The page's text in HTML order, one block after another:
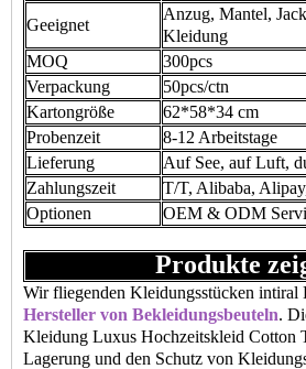
Geeignet
Anzug, Mantel,
Kleidung
MOQ
300pcs
Verpackung
50pcs/ctn
Kartongröße
62*58*34 cm
Probenzeit
8-12 Arbeitstage
Lieferung
Auf See, auf Luft,
Zahlungszeit
T/T, Alibaba,
Optionen
OEM & ODM
Produkte
Wir fliegenden Kleidungsstücken intiral
Hersteller von Bekleidungsbeuteln.
Kleidung Luxus Hochzeitskleid Cotton
Lagerung und den Schutz von